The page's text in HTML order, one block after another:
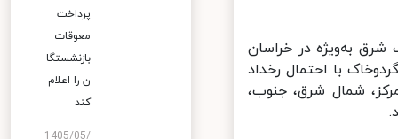
به‌ویژه در خراسان
با احتمال رخداد
شمال شرق، جنوب،
پرداخت
معوقات
بازنشستگا
ن را اعلام
کند